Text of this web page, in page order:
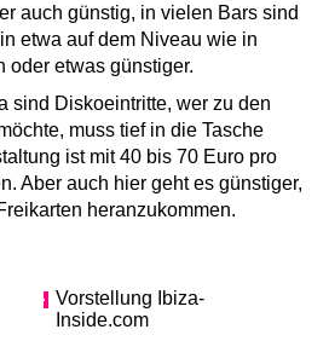
auch günstig, in vielen Bars sind
etwa auf dem Niveau wie in
oder etwas günstiger.
sind Diskoeintritte, wer zu den
muss tief in die Tasche
ist mit 40 bis 70 Euro pro
Aber auch hier geht es günstiger,
heranzukommen.
Vorstellung Ibiza-
Inside.com